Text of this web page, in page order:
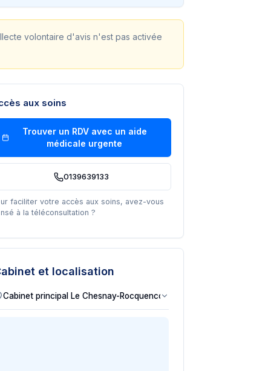
volontaire d'avis n'est pas activée
aux soins
Trouver un RDV avec un aide
médicale urgente
0139639133
faciliter votre accès aux soins, avez-vous
à la téléconsultation ?
et localisation